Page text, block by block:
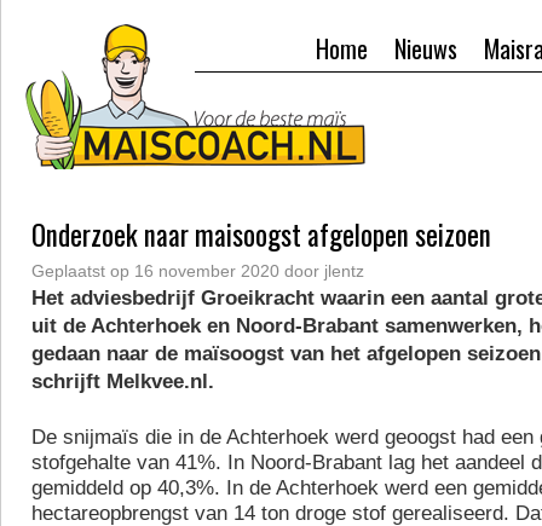
Nieuws
Home
Onderzoek naar maisoogst afgelopen seizoen
Geplaatst op 16 november 2020 door jlentz
Het adviesbedrijf Groeikracht waarin een aantal
uit de Achterhoek en Noord-Brabant samenwerken,
gedaan naar de maïsoogst van het afgelopen
schrijft Melkvee.nl.
De snijmaïs die in de Achterhoek werd geoogst had een
stofgehalte van 41%. In Noord-Brabant lag het aandeel
gemiddeld op 40,3%. In de Achterhoek werd een
hectareopbrengst van 14 ton droge stof gerealiseerd.